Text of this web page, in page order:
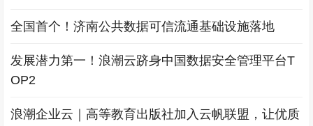
全国首个！济南公共数据可信流通基础设施落地
发展潜力第一！浪潮云跻身中国数据安全管理平台T
OP2
浪潮企业云｜高等教育出版社加入云帆联盟，让优质